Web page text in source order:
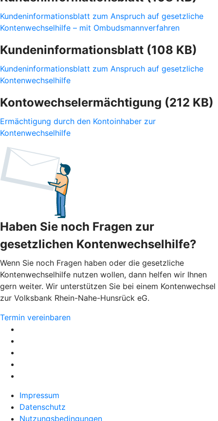
Kundeninformationsblatt zum Anspruch auf gesetzliche
Kontenwechselhilfe – mit Ombudsmannverfahren
Kundeninformationsblatt (108 KB)
Kundeninformationsblatt zum Anspruch auf gesetzliche
Kontenwechselhilfe
Kontowechselermächtigung (212 KB)
Ermächtigung durch den Kontoinhaber zur
Kontenwechselhilfe
Haben Sie noch Fragen zur
gesetzlichen Kontenwechselhilfe?
Wenn Sie noch Fragen haben oder die gesetzliche
Kontenwechselhilfe nutzen wollen, dann helfen wir Ihnen
gern weiter. Wir unterstützen Sie bei einem Kontenwechsel
zur Volksbank Rhein-Nahe-Hunsrück eG.
Termin vereinbaren
Impressum
Datenschutz
Nutzungsbedingungen